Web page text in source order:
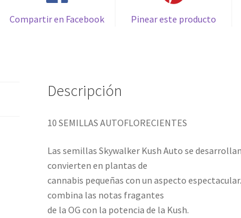
Compartir en Facebook Pinear este producto
Descripción
10 SEMILLAS AUTOFLORECIENTES
Las semillas Skywalker Kush Auto se
convierten en plantas de
cannabis pequeñas con un aspecto
combina las notas fragantes
de la OG con la potencia de la Kush.